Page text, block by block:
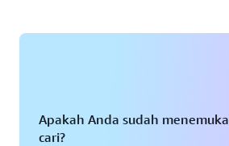
Lihat solusi
Apakah Anda sudah
cari?